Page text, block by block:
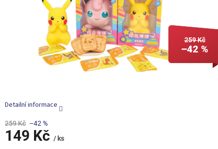
259 Kč
–42 %
259 Kč –42 %
149 Kč / ks
Detailní informace